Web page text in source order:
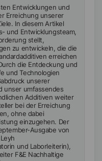
Entwicklungen und
Erreichung unserer
In diesem Artikel
und Entwicklungsteam,
stellt,
zu entwickeln, die die
erreichen
die Entdeckung und
und Technologien
unserer
unser umfassendes
Additiven weiter
bei der Erreichung
ohne dabei
einzugehen. Der
Ausgabe von
und Laborleiterin),
F&E Nachhaltige